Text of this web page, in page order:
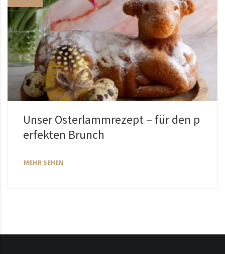
Unser Osterlammrezept – für den p
erfekten Brunch
MEHR SEHEN